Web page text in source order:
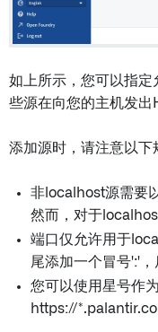
如上所示，您可以指
些源在向您的主机发出
添加源时，请注意以下
非localhost源需要
然而，对于
端口仅允许用于
尾添加一个冒号':'，
您可以使用星号作
https://